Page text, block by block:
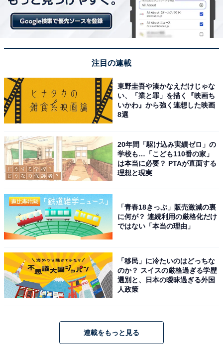
X（旧Twitter）では、「『どんな感じなんだろうね～、
青春っ！』いや、それ！！！今の！！！それ！！！それ
が青春！！！それこそ青春！！！！！」「西片があまり
にもうぶでかわいいのはそうなんだけど、手繋ぎたいの
に素直には言えない高木さんのそういうとこもあまりに
ル」などのコメントが寄せられています。
原作を忠実に描きつつも実写の利点を生かした風景描写
ポストもあり、原作を読んでいる人も、そうでない人も
楽しむことができるドラマとなっているようです。
う真っすぐとした瞳」という、西片がさらにたじろぎそ
うな高木さんの声が入っています。次回もどんな「から
かい」が出てくるのか楽しみですね。
注目の連載
東野圭吾や湊かなえだけじゃな
い、「業と罪」を描く『映画ち
いかわ』から強く連想した映画
8選
20年間「駆け込み実績ゼロ」の
学校も…「こども110番の家」
は本当に必要？ PTAが直面する
理想と現実
「青春18きっぷ」販売激減の裏
に何が？ 連続利用の厳格化だけ
ではない「本当の理由」
「移民」に冷たいのはどっちな
のか？ スイスの厳格過ぎる学歴
選別と、日本の曖昧過ぎる外国
人政策
連載をもっと見る